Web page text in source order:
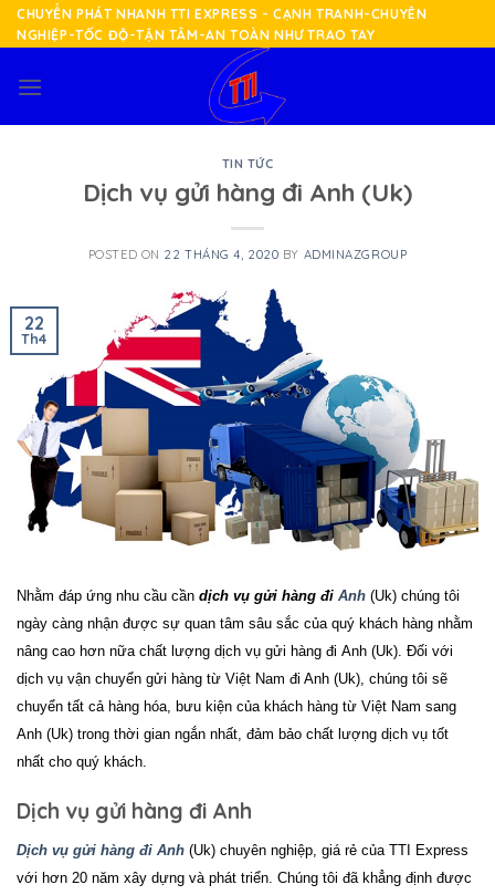
Skip
to
CHUYỂN PHÁT NHANH TTI EXPRESS - CẠNH TRANH-CHUYÊN
NGHIỆP-TỐC ĐỘ-TẬN TÂM-AN TOÀN NHƯ TRAO TAY
TIN TỨC
Dịch vụ gửi hàng đi Anh (Uk)
POSTED ON 22 THÁNG 4, 2020 BY ADMINAZGROUP
22
Th4
Nhằm đáp ứng nhu cầu cần dịch vụ gửi hàng đi Anh (Uk) chúng tôi
ngày càng nhận được sự quan tâm sâu sắc của quý khách hàng nhằm
nâng cao hơn nữa chất lượng dịch vụ gửi hàng đi Anh (Uk). Đối với
dịch vụ vận chuyển gửi hàng từ Việt Nam đi Anh (Uk), chúng tôi sẽ
chuyển tất cả hàng hóa, bưu kiện của khách hàng từ Việt Nam sang
Anh (Uk) trong thời gian ngắn nhất, đảm bảo chất lượng dịch vụ tốt
nhất cho quý khách.
Dịch vụ gửi hàng đi Anh
Dịch vụ gửi hàng đi Anh (Uk) chuyên nghiệp, giá rẻ của TTI Express
với hơn 20 năm xây dựng và phát triển. Chúng tôi đã khẳng định được